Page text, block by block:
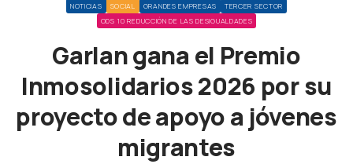
NOTICIAS SOCIAL GRANDES EMPRESAS
TERCER SECTOR
ODS 10 REDUCCIÓN DE LAS DESIGUALDADES
Garlan gana el Premio
Inmosolidarios 2026 por su
proyecto de apoyo a jóvenes
migrantes